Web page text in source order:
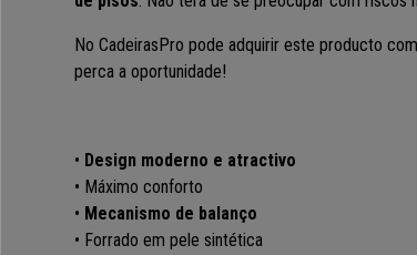
No CadeirasPro pode adquirir este producto
perca a oportunidade!
• Design moderno e atractivo
• Máximo conforto
• Mecanismo de balanço
• Forrado em pele sintética